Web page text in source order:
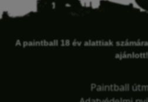
A paintball 18 év alattiak
ajánlott!
Paintball